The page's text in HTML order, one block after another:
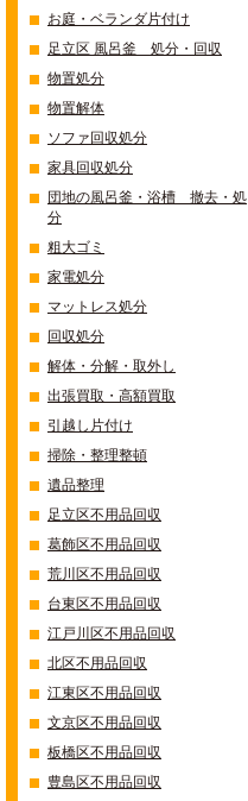
お庭・ベランダ片付け
足立区 風呂釜 処分・回収
物置処分
物置解体
ソファ回収処分
家具回収処分
団地の風呂釜・浴槽 撤去・処
分
粗大ゴミ
家電処分
マットレス処分
回収処分
解体・分解・取外し
出張買取・高額買取
引越し片付け
掃除・整理整頓
遺品整理
足立区不用品回収
葛飾区不用品回収
荒川区不用品回収
台東区不用品回収
江戸川区不用品回収
北区不用品回収
江東区不用品回収
文京区不用品回収
板橋区不用品回収
豊島区不用品回収